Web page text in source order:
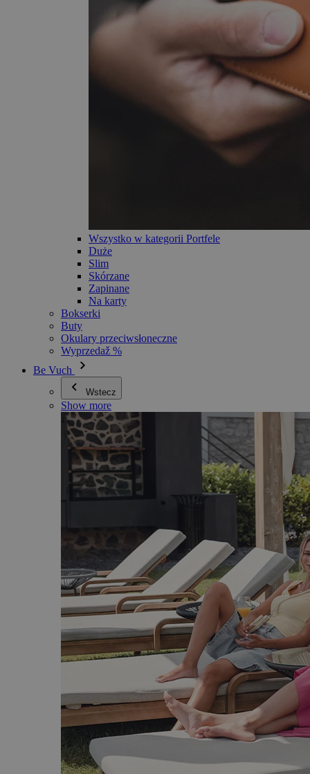
Wszystko w kategorii Portfele
Duże
Slim
Skórzane
Zapinane
Na karty
Bokserki
Buty
Okulary przeciwsłoneczne
Wyprzedaž %
Be Vuch
Wstecz
Show more